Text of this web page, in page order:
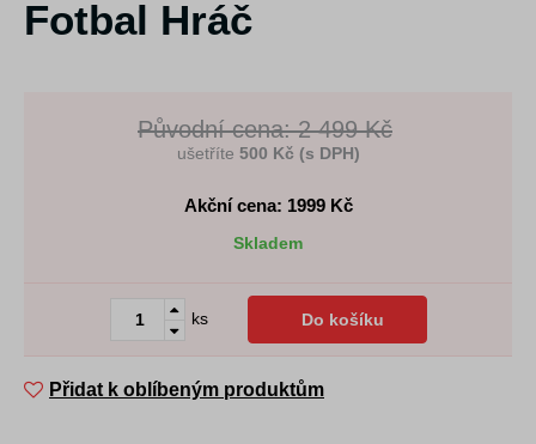
Fotbal Hráč
Původní cena: 2 499 Kč
ušetříte 500 Kč (s DPH)
Akční cena: 1999Kč
Skladem
ks Do košíku
Přidat k oblíbeným produktům